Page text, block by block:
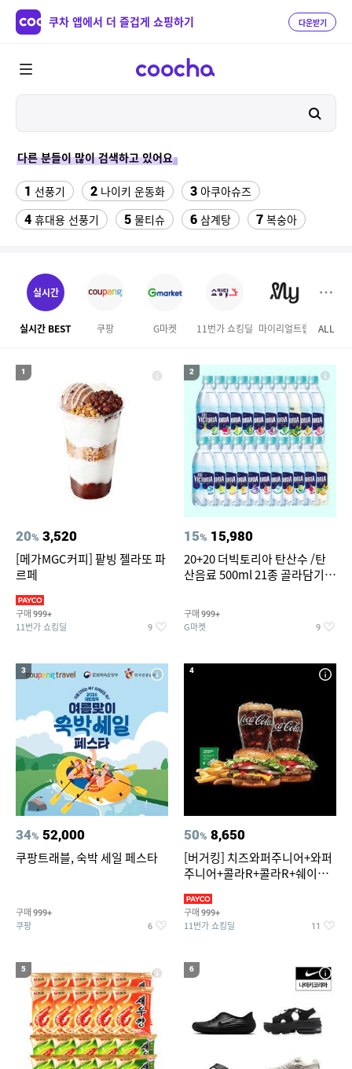
쿠차 앱에서 더 즐겁게 쇼핑하기 다운받기
다른 분들이 많이 검색하고 있어요
1 선풍기 2 나이키 운동화 3 아쿠아슈즈
4 휴대용 선풍기 5 물티슈 6 삼계탕 7 복숭아
10 수향미쌀10kg특등급
11 ESSECORE KLEVV DDR4-3200 CL22 파인인포 (16GB)
12 실외기없는 에어컨 13 차량햇빛가리개
세탁기 선반 여성실내수영복
뷔페용기 18 19 여성 청 반바지
창문형 에어컨
ALL
실시간
실시간 BEST 쿠팡 G마켓 11번가 쇼킹딜 마이리얼트립 GS
1
20% 3,520
[메가MGC커피] 팥빙 젤라또 파
르페
구매 999+
11번가 쇼킹딜 9
2
15% 15,980
20+20 더빅토리아 탄산수 /탄
산음료 500ml 21종 골라담기
구매 999+
G마켓 9
3
34% 52,000
쿠팡트래블, 숙박 세일 페스타
구매 999+
쿠팡 6
4
50% 8,650
[버거킹] 치즈와퍼주니어+와퍼
주니어+콜라R+콜라R+쉐이킹
구매 999+
11번가 쇼킹딜 11
5 6